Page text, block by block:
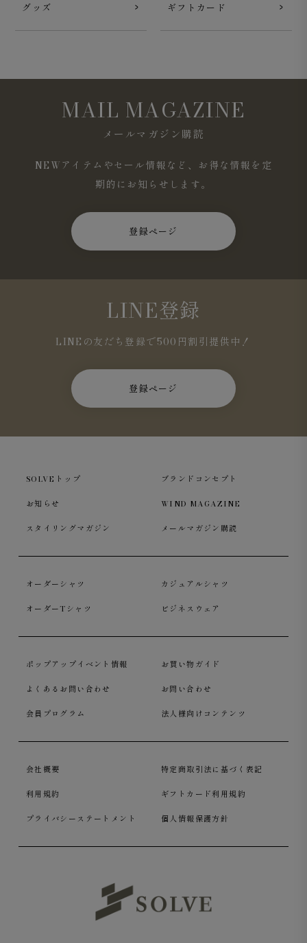
グッズ ギフトカード
MAIL MAGAZINE
メールマガジン購読
NEWアイテムやセール情報など、お得な情報を定
期的にお知らせします。
登録ページ
LINE登録
LINEの友だち登録で500円割引提供中！
登録ページ
SOLVEトップ ブランドコンセプト
お知らせ WIND MAGAZINE
スタイリングマガジン メールマガジン購読
オーダーシャツ カジュアルシャツ
オーダーTシャツ ビジネスウェア
ポップアップイベント情報 お買い物ガイド
よくあるお問い合わせ お問い合わせ
会員プログラム 法人様向けコンテンツ
会社概要 特定商取引法に基づく表記
利用規約 ギフトカード利用規約
プライバシーステートメント 個人情報保護方針